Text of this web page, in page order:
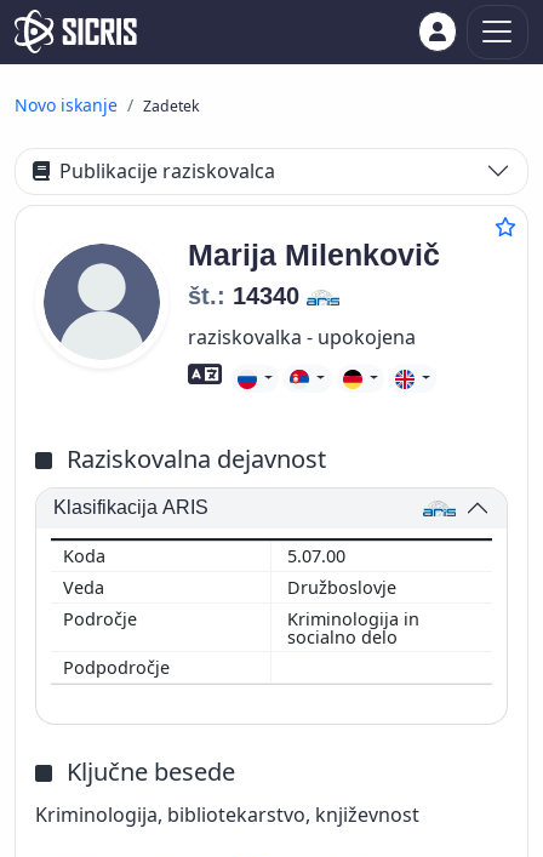
Novo iskanje Zadetek
Publikacije raziskovalca
Marija Milenkovič
št.: 14340
raziskovalka - upokojena
Znanje tujih jezikov
Raziskovalna dejavnost
Klasifikacija ARIS
5.07.00
Družboslovje
Kriminologija in
socialno delo
Ključne besede
Kriminologija, bibliotekarstvo, književnost